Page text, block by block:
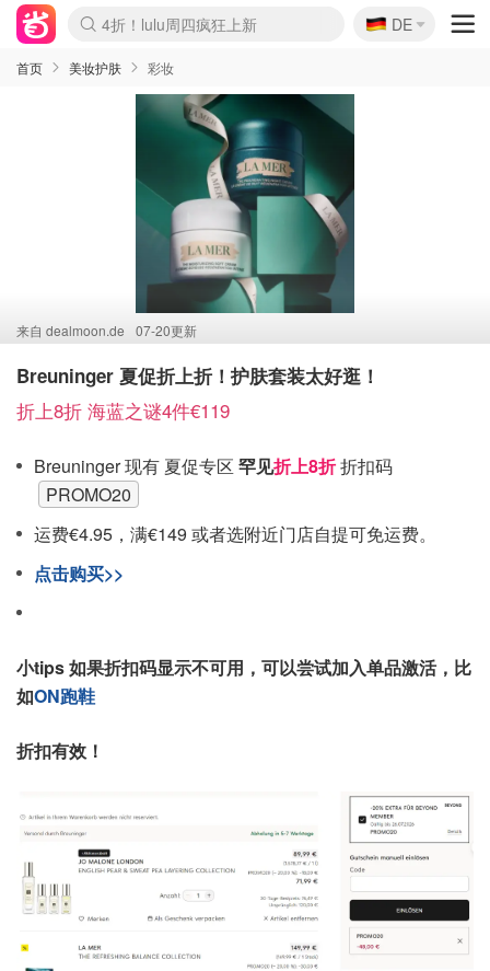
Boticinal 夏促开抢！
4折！lulu周四疯狂上新
还没结束！&OtherStories大促
Joybuy变相75折 随时失效
速领！Stanley独家85折
疑似霸哥！Camper额外叠85折
Zalando 奥莱闪促！每日更新
Moncler反季囤！5折起+叠9折
Coach Brooklyn仅€192
🇩🇪
DE
首页 美妆护肤 彩妆
来自 dealmoon.de 07-20更新
Breuninger 夏促折上折！护肤套装太好逛！
折上8折 海蓝之谜4件€119
Breuninger 现有 夏促专区 罕见折上8折折扣码
PROMO20
运费€4.95，满€149 或者选附近门店自提可免运费。
点击购买>>
小tips 如果折扣码显示不可用，可以尝试加入单品激活，比
如ON跑鞋
折扣有效！